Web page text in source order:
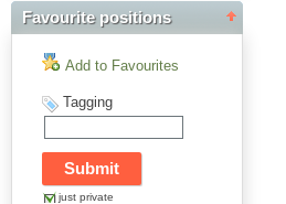
Favourite positions
Add to Favourites
Tagging
just private